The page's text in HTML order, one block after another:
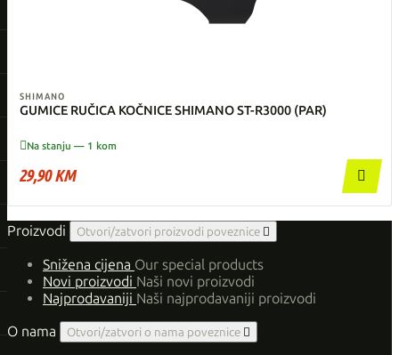
SHIMANO
GUMICE RUČICA KOČNICE SHIMANO ST-R3000 (PAR)
Na stanju — 1 kom
29,90 KM 
Proizvodi Otvori/zatvori proizvodi poveznice 
Snižena cijena Our special products
Novi proizvodi Naši novi proizvodi
Najprodavaniji Naši najprodavaniji proizvodi
O nama
Otvori/zatvori o nama poveznice 